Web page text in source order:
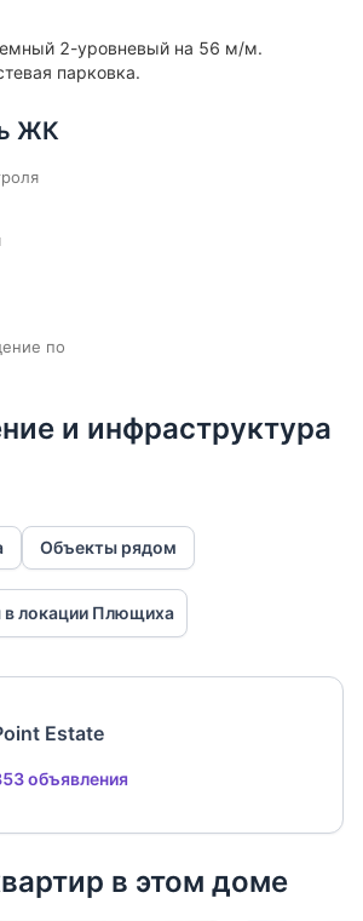
школа, частный детский
Фитнес клубы Fitness Eywa
World Class, рестораны, кафе, и
минут пешком, метро
на Садовое кольцо,
AREA.
2-уровневый на 56 м/м.
парковка.
ЖК
по
и инфраструктура
Объекты рядом
в локации Плющиха
Estate
объявления
в этом доме